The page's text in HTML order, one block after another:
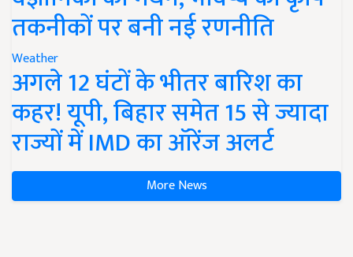
तकनीकों पर बनी नई रणनीति
Weather
अगले 12 घंटों के भीतर बारिश का
कहर! यूपी, बिहार समेत 15 से ज्यादा
राज्यों में IMD का ऑरेंज अलर्ट
More News